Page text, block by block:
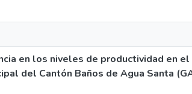
en los niveles de productividad en
del Cantón Baños de Agua Santa